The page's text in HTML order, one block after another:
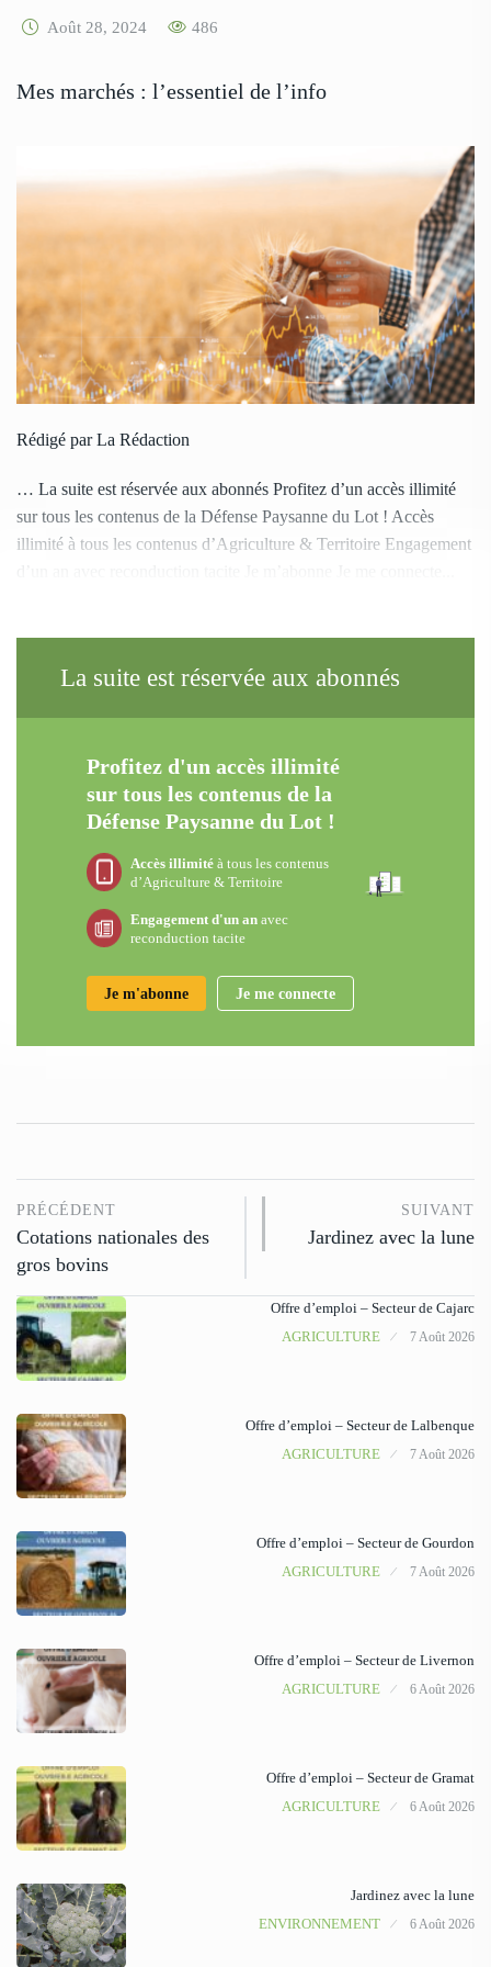
Août 28, 2024 486
Mes marchés : l’essentiel de l’info
Rédigé par La Rédaction
… La suite est réservée aux abonnés Profitez d’un accès illimité
sur tous les contenus de la Défense Paysanne du Lot ! Accès
illimité à tous les contenus d’Agriculture & Territoire Engagement
La suite est réservée aux abonnés
Profitez d'un accès illimité
sur tous les contenus de la
Défense Paysanne du Lot !
Accès illimité à tous les contenus
d’Agriculture & Territoire
Engagement d'un an avec
reconduction tacite
Je m'abonne Je me connecte
PRÉCÉDENT
Cotations nationales des
gros bovins
SUIVANT
Jardinez avec la lune
Offre d’emploi – Secteur de Cajarc
AGRICULTURE
7 Août 2026
Offre d’emploi – Secteur de Lalbenque
AGRICULTURE
7 Août 2026
Offre d’emploi – Secteur de Gourdon
AGRICULTURE
7 Août 2026
Offre d’emploi – Secteur de Livernon
AGRICULTURE
6 Août 2026
Offre d’emploi – Secteur de Gramat
AGRICULTURE
6 Août 2026
Jardinez avec la lune
ENVIRONNEMENT
6 Août 2026